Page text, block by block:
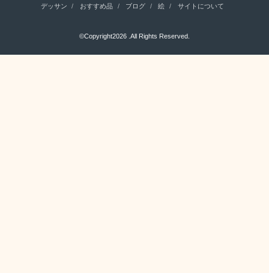
デッサン おすすめ品 ブログ 絵 サイトについて
©Copyright2026 .All Rights Reserved.